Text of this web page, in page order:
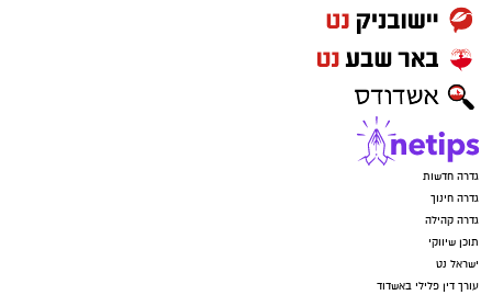
גדרה חדשות
גדרה חינוך
גדרה קהילה
תוכן שיווקי
ישראל נט
עורך דין פלילי באשדוד